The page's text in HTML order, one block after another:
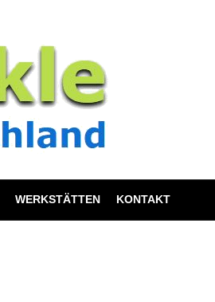
WERKSTÄTTEN KONTAKT